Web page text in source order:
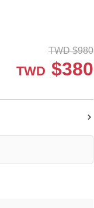
TWD $980
TWD $380